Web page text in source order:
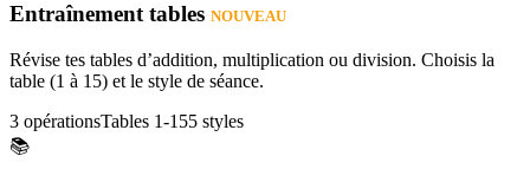
Entraînement tables NOUVEAU
Révise tes tables d’addition, multiplication ou division. Choisis la
table (1 à 15) et le style de séance.
3 opérationsTables 1-155 styles
📚